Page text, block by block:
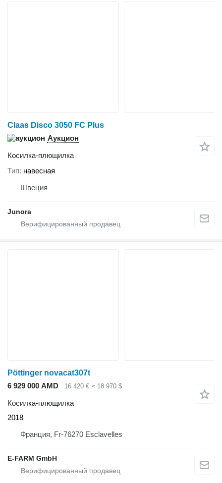
Claas Disco 3050 FC Plus
Аукцион
Косилка-плющилка
Тип навесная
Швеция
Junora
Pöttinger novacat307t
6 929 000 AMD
16 420 € ≈ 18 970 $
Косилка-плющилка
2018
Франция, Fr-76270 Esclavelles
E-FARM GmbH